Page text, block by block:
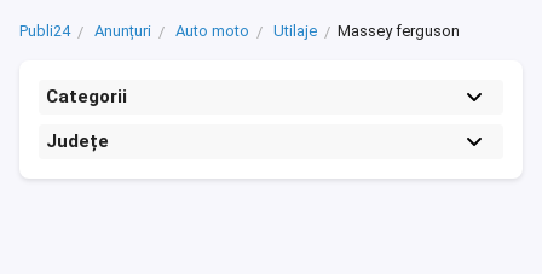
Publi24 Anunțuri Auto moto Utilaje Massey ferguson
Categorii
Județe